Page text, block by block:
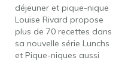
déjeuner et pique-nique
Louise Rivard propose
plus de 70 recettes dans
sa nouvelle série Lunchs
et Pique-niques aussi